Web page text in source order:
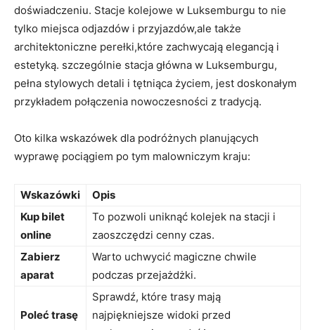
doświadczeniu. Stacje kolejowe w Luksemburgu to nie
tylko ⁣miejsca odjazdów i przyjazdów,ale także
architektoniczne perełki,które⁢ zachwycają elegancją i
estetyką. szczególnie ‍stacja główna w Luksemburgu,
pełna stylowych detali i tętniąca życiem, jest doskonałym
przykładem⁤ połączenia nowoczesności ‌z tradycją.
Oto kilka wskazówek dla podróżnych planujących
wyprawę pociągiem po⁢ tym malowniczym ⁢kraju:
Wskazówki
Opis
Kup bilet
online
To pozwoli uniknąć kolejek na stacji i
zaoszczędzi cenny czas.
Zabierz
aparat
Warto ⁢uchwycić magiczne chwile
podczas przejażdżki.
Poleć trasę
Sprawdź, które trasy ⁢mają
najpiękniejsze widoki przed